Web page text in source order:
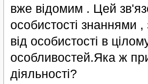
вже відомим . Цей
особистості знаннями ,
від особистості в
особливостей.Яка ж
діяльності?